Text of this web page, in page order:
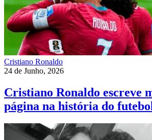
Cristiano Ronaldo
24 de Junho, 2026
Cristiano Ronaldo escreve
página na história do